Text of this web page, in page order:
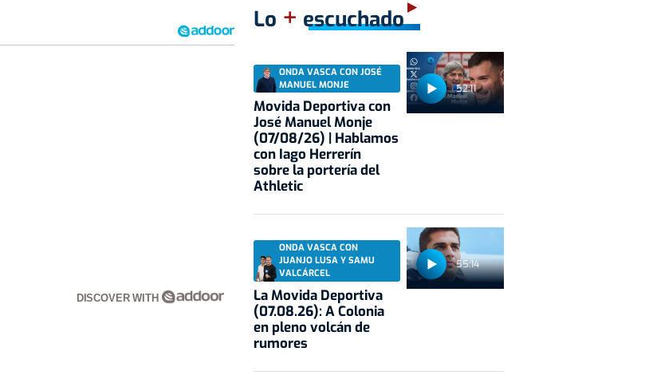
DISCOVER WITH
Lo + escuchado
52:11
ONDA VASCA CON JOSÉ
MANUEL MONJE
Movida Deportiva con
José Manuel Monje
(07/08/26) | Hablamos
con Iago Herrerín
sobre la portería del
Athletic
55:14
ONDA VASCA CON
JUANJO LUSA Y SAMU
VALCÁRCEL
La Movida Deportiva
(07.08.26): A Colonia
en pleno volcán de
rumores